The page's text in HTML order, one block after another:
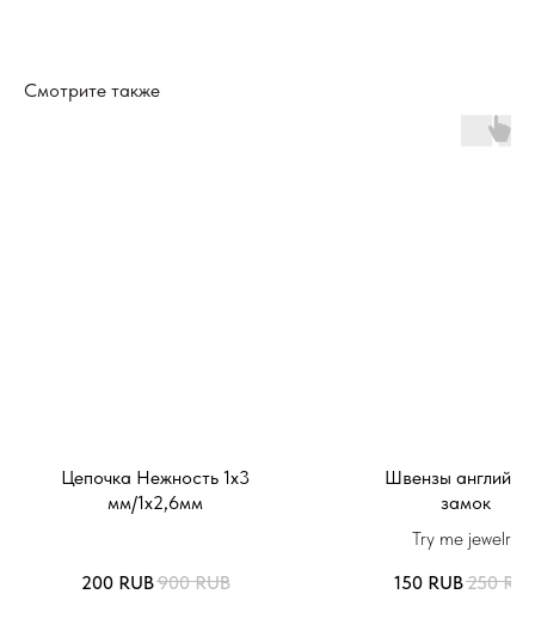
Смотрите также
Цепочка Нежность 1х3
мм/1х2,6мм
200 RUB900 RUB
Швензы
замок
Try me jewelry
150 RUB250